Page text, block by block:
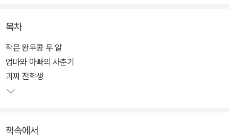
익숙했던 것들과 헤어지고 새롭게 다가오는 것들을 맞이하면서 느끼
는 감정의 파열음을 섬세하게 담은 동시에, 사춘기와 첫사랑이라는
보편적이면서도 개별적인 감정을 탁월하게 형상화해 공감의 폭이 넓
다.
출간되자마자 ‘마울 마르’ 문학상을 받았고, ‘취리히 아동 문학상’ 후
목차
작은 완두콩 두 알
엄마와 아빠의 사춘기
괴짜 전학생
책속에서